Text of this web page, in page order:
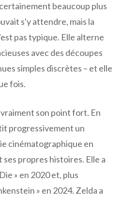
beaucoup plus
s'y attendre, mais la
pas typique. Elle alterne
avec des découpes
simples discrètes – et elle
fois.
vraiment son point fort. En
progressivement un
cinématographique en
propres histoires. Elle a
» en 2020 et, plus
» en 2024. Zelda a